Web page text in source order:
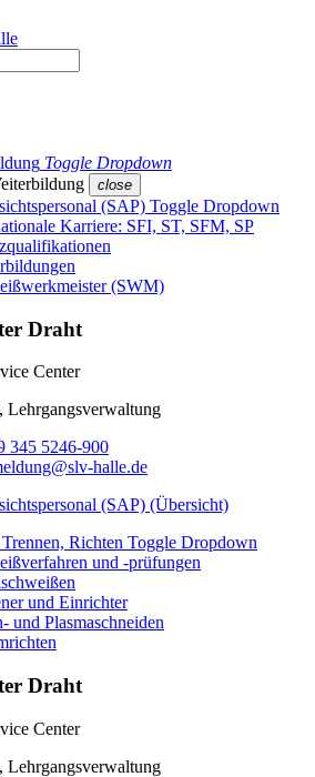
Toggle Dropdown
close
(SAP) Toggle Dropdown
Karriere: SFI, ST, SFM, SP
(SWM)
Draht
Center
Lehrgangsverwaltung
345 5246-900
halle.de
(SAP) (Übersicht)
Richten Toggle Dropdown
und -prüfungen
und Einrichter
und Plasmaschneiden
Draht
Center
Lehrgangsverwaltung